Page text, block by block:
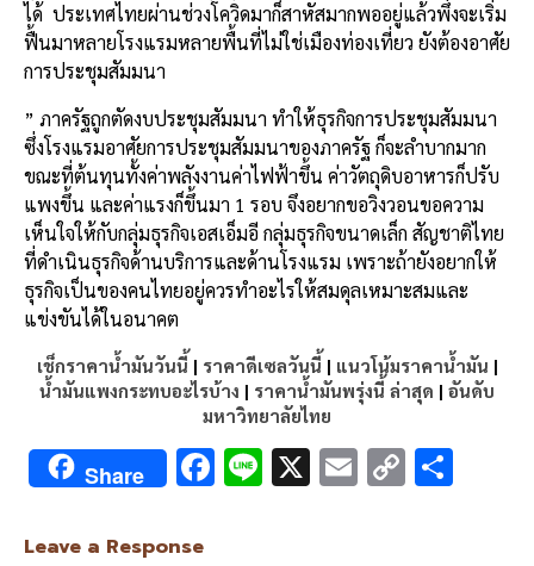
ได้ ประเทศไทยผ่านช่วงโควิดมาก็สาหัสมากพออยู่แล้วพึ่งจะเริ่ม
ฟื้นมาหลายโรงแรมหลายพื้นที่ไม่ใช่เมืองท่องเที่ยว ยังต้องอาศัย
การประชุมสัมมนา
” ภาครัฐถูกตัดงบประชุมสัมมนา ทำให้ธุรกิจการประชุมสัมมนา
ซึ่งโรงแรมอาศัยการประชุมสัมมนาของภาครัฐ ก็จะลำบากมาก
ขณะที่ต้นทุนทั้งค่าพลังงานค่าไฟฟ้าขึ้น ค่าวัตถุดิบอาหารก็ปรับ
แพงขึ้น และค่าแรงก็ขึ้นมา 1 รอบ จึงอยากขอวิงวอนขอความ
เห็นใจให้กับกลุ่มธุรกิจเอสเอ็มอี กลุ่มธุรกิจขนาดเล็ก สัญชาติไทย
ที่ดำเนินธุรกิจด้านบริการและด้านโรงแรม เพราะถ้ายังอยากให้
ธุรกิจเป็นของคนไทยอยู่ควรทำอะไรให้สมดุลเหมาะสมและ
แข่งขันได้ในอนาคต
เช็กราคาน้ำมันวันนี้ | ราคาดีเซลวันนี้ | แนวโน้มราคาน้ำมัน |
น้ำมันแพงกระทบอะไรบ้าง | ราคาน้ำมันพรุ่งนี้ ล่าสุด | อันดับ
มหาวิทยาลัยไทย
Share F Li X E C
Leave a Response